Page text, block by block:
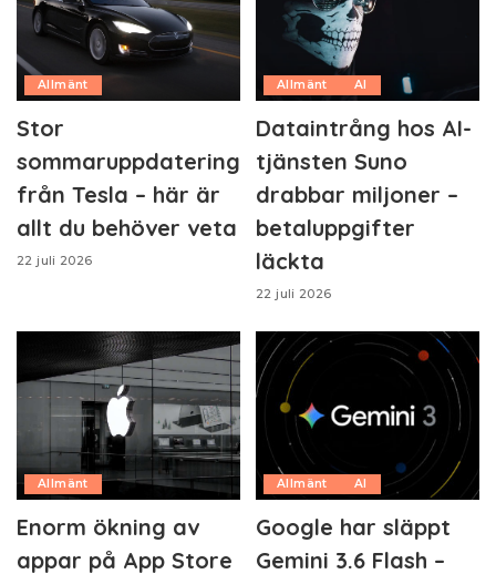
Allmänt
Stor
sommaruppdatering
från Tesla – här är
allt du behöver veta
22 juli 2026
Allmänt AI
Dataintrång hos AI-
tjänsten Suno
drabbar miljoner –
betaluppgifter
läckta
22 juli 2026
Allmänt
Enorm ökning av
appar på App Store
Allmänt AI
Google har släppt
Gemini 3.6 Flash –